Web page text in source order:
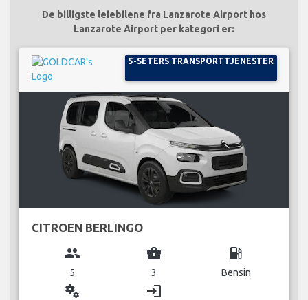
De billigste leiebilene fra Lanzarote Airport hos
Lanzarote Airport per kategori er:
5-SETERS TRANSPORTTJENESTER
CITROEN BERLINGO
group
5
business_center
3
local_gas_station
Bensin
miscellaneous_services login